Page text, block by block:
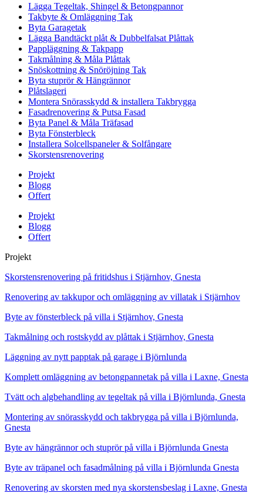
Lägga Tegeltak, Shingel & Betongpannor
Takbyte & Omläggning Tak
Byta Garagetak
Lägga Bandtäckt plåt & Dubbelfalsat Plåttak
Pappläggning & Takpapp
Takmålning & Måla Plåttak
Snöskottning & Snöröjning Tak
Byta stuprör & Hängrännor
Plåtslageri
Montera Snörasskydd & installera Takbrygga
Fasadrenovering & Putsa Fasad
Byta Panel & Måla Träfasad
Byta Fönsterbleck
Installera Solcellspaneler & Solfångare
Skorstensrenovering
Projekt
Blogg
Offert
Projekt
Blogg
Offert
Projekt
Skorstensrenovering på fritidshus i Stjärnhov, Gnesta
Renovering av takkupor och omläggning av villatak i Stjärnhov
Byte av fönsterbleck på villa i Stjärnhov, Gnesta
Takmålning och rostskydd av plåttak i Stjärnhov, Gnesta
Läggning av nytt papptak på garage i Björnlunda
Komplett omläggning av betongpannetak på villa i Laxne, Gnesta
Tvätt och algbehandling av tegeltak på villa i Björnlunda, Gnesta
Montering av snörasskydd och takbrygga på villa i Björnlunda,
Gnesta
Byte av hängrännor och stuprör på villa i Björnlunda Gnesta
Byte av träpanel och fasadmålning på villa i Björnlunda Gnesta
Renovering av skorsten med nya skorstensbeslag i Laxne, Gnesta